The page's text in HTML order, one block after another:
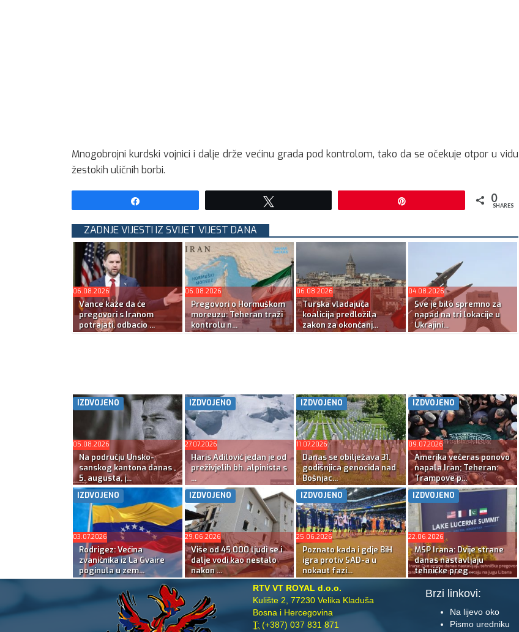
Mnogobrojni kurdski vojnici i dalje drže većinu grada pod kontrolom, tako da se očekuje otpor u vidu
žestokih uličnih borbi.
0
SHARES
ZADNJE VIJESTI IZ SVIJET VIJEST DANA
06.08.2026
Vance kaže da će
pregovori s Iranom
potrajati, odbacio ...
06.08.2026
Pregovori o Hormuškom
moreuzu: Teheran traži
kontrolu n...
06.08.2026
Turska vladajuća
koalicija predložila
zakon za okončanj...
04.08.2026
Sve je bilo spremno za
napad na tri lokacije u
Ukrajini...
IZDVOJENO
05.08.2026
Na području Unsko-
sanskog kantona danas ,
5. augusta, j...
IZDVOJENO
27.07.2026
Haris Adilović jedan je od
preživjelih bh. alpinista s
...
IZDVOJENO
11.07.2026
Danas se obilježava 31.
godišnjica genocida nad
Bošnjac...
IZDVOJENO
09.07.2026
Amerika večeras ponovo
napala Iran; Teheran:
Trampove p...
IZDVOJENO
03.07.2026
Rodrigez: Većina
zvaničnika iz La Gvaire
poginula u zem...
IZDVOJENO
29.06.2026
Više od 45.000 ljudi se i
dalje vodi kao nestalo
nakon ...
IZDVOJENO
25.06.2026
Poznato kada i gdje BiH
igra protiv SAD-a u
nokaut fazi...
IZDVOJENO
22.06.2026
MSP Irana: Dvije strane
danas nastavljaju
tehničke preg...
RTV VT ROYAL d.o.o.
Kulište 2, 77230 Velika Kladuša
Bosna i Hercegovina
T: (+387) 037 831 871
Brzi linkovi:
Na lijevo oko
Pismo uredniku